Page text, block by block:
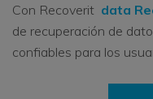
Con Recoverit data
de recuperación de
confiables para los